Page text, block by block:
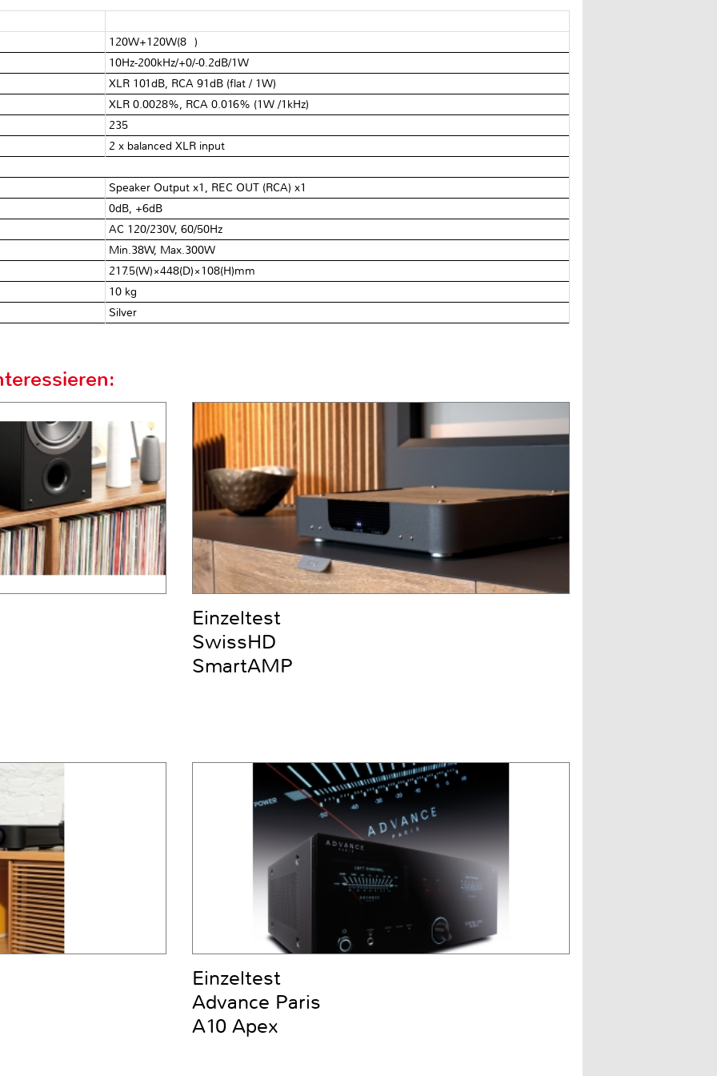
120W+120W(8Ω)
10Hz-200kHz/+0/-0.2dB/1W
XLR 101dB, RCA 91dB (flat / 1W)
XLR 0.0028%, RCA 0.016% (1W /1kHz)
235
2 x balanced XLR input
Speaker Output x1, REC OUT (RCA) x1
0dB, +6dB
AC 120/230V, 60/50Hz
Min.38W, Max.300W
217.5(W)×448(D)×108(H)mm
10 kg
Silver
Einzeltest
SwissHD
SmartAMP
Einzeltest
Advance Paris
A10 Apex